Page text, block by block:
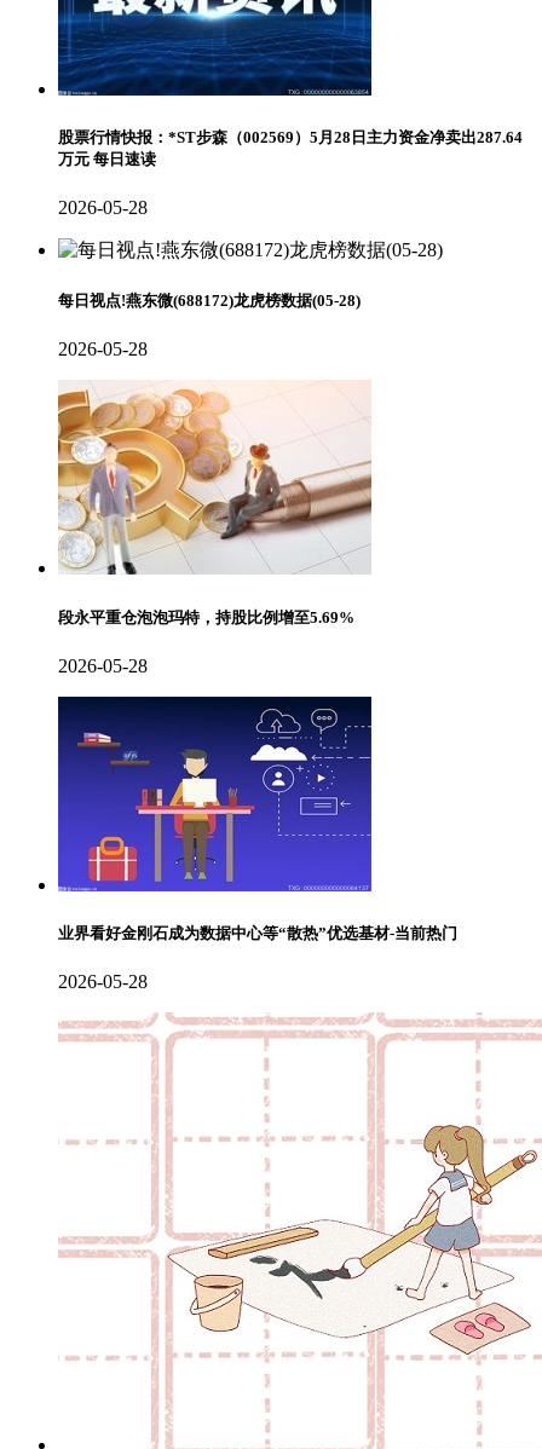
股票行情快报：*ST步森（002569）5月28日主力资金净卖出287.64
万元 每日速读
2026-05-28
每日视点!燕东微(688172)龙虎榜数据(05-28)
2026-05-28
段永平重仓泡泡玛特，持股比例增至5.69%
2026-05-28
业界看好金刚石成为数据中心等“散热”优选基材-当前热门
2026-05-28